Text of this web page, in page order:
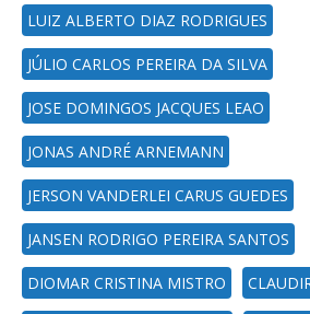
LUIZ ALBERTO DIAZ RODRIGUES
JÚLIO CARLOS PEREIRA DA SILVA
JOSE DOMINGOS JACQUES LEAO
JONAS ANDRÉ ARNEMANN
JERSON VANDERLEI CARUS GUEDES
JANSEN RODRIGO PEREIRA SANTOS
DIOMAR CRISTINA MISTRO